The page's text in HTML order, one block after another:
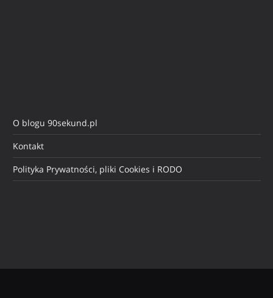
O blogu 90sekund.pl
Kontakt
Polityka Prywatności, pliki Cookies i RODO